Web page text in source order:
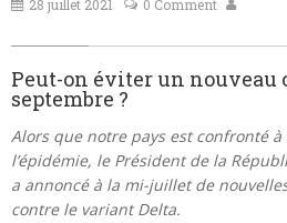
28 juillet 2021 0 Comment
Peut-on éviter un nouveau
septembre ?
Alors que notre pays est confronté
l’épidémie, le Président de la
a annoncé à la mi-juillet de
contre le variant Delta.